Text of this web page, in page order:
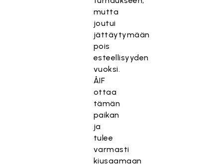
mutta
joutui
jättäytymään
pois
esteellisyyden
vuoksi.
ÅIF
ottaa
tämän
paikan
ja
tulee
varmasti
kiusaamaan